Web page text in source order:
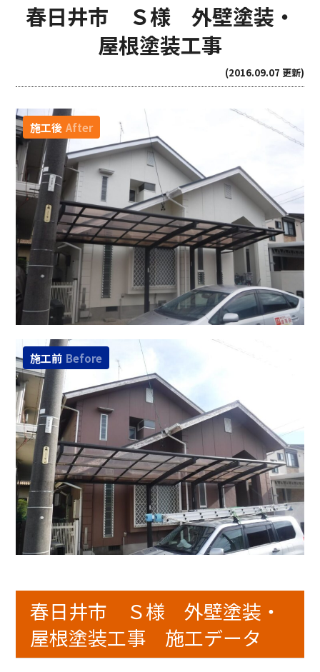
春日井市 Ｓ様 外壁塗装・
屋根塗装工事
(2016.09.07 更新)
施工後 After
施工前 Before
春日井市 Ｓ様 外壁塗装・
屋根塗装工事 施工データ